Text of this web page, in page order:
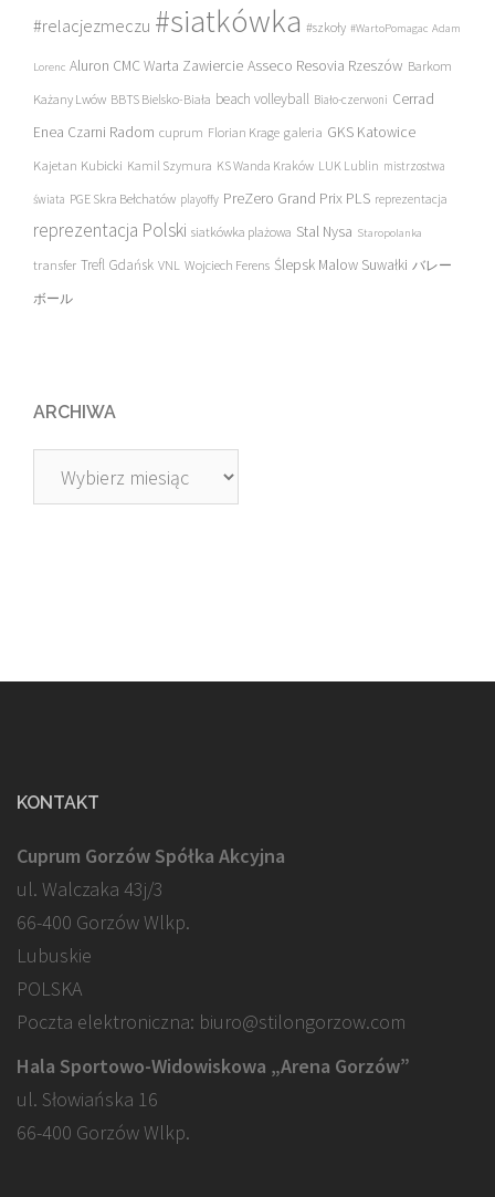
#relacjezmeczu #siatkówka #szkoły #WartoPomagac Adam
Lorenc Aluron CMC Warta Zawiercie Asseco Resovia Rzeszów Barkom
Każany Lwów BBTS Bielsko-Biała beach volleyball Biało-czerwoni Cerrad
Enea Czarni Radom cuprum Florian Krage galeria GKS Katowice
Kajetan Kubicki Kamil Szymura KS Wanda Kraków LUK Lublin mistrzostwa
świata PGE Skra Bełchatów playoffy PreZero Grand Prix PLS reprezentacja
reprezentacja Polski siatkówka plażowa Stal Nysa Staropolanka
transfer Trefl Gdańsk VNL Wojciech Ferens Ślepsk Malow Suwałki バレー
ボール
ARCHIWA
Archiwa
KONTAKT
Cuprum Gorzów Spółka Akcyjna
ul. Walczaka 43j/3
66-400 Gorzów Wlkp.
Lubuskie
POLSKA
Poczta elektroniczna: biuro@stilongorzow.com
Hala Sportowo-Widowiskowa „Arena Gorzów”
ul. Słowiańska 16
66-400 Gorzów Wlkp.